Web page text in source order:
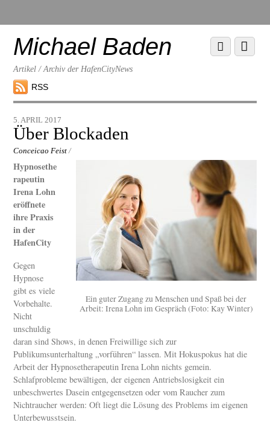
down
contentMichael Baden
Artikel / Archiv der HafenCityNews
RSS
Menu
Scroll
down
5. APRIL 2017
Über Blockaden
Conceicao Feist /
Ein guter Zugang zu Menschen und Spaß bei der
Arbeit: Irena Lohn im Gespräch (Foto: Kay Winter)
Hypnosethe
rapeutin
Irena Lohn
eröffnete
ihre Praxis
in der
HafenCity
Gegen
Hypnose
gibt es viele
Vorbehalte.
Nicht
unschuldig
daran sind Shows, in denen Freiwillige sich zur
Publikumsunterhaltung „vorführen“ lassen. Mit Hokuspokus hat die
Arbeit der Hypnosetherapeutin Irena Lohn nichts gemein.
Schlafprobleme bewältigen, der eigenen Antriebslosigkeit ein
unbeschwertes Dasein entgegensetzen oder vom Raucher zum
Nichtraucher werden: Oft liegt die Lösung des Problems im eigenen
Unterbewusstsein.